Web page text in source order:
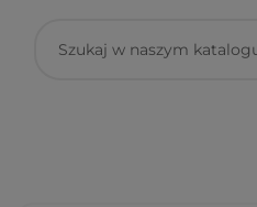
czym obdarzyła nasa
robić z wykorzystaniem